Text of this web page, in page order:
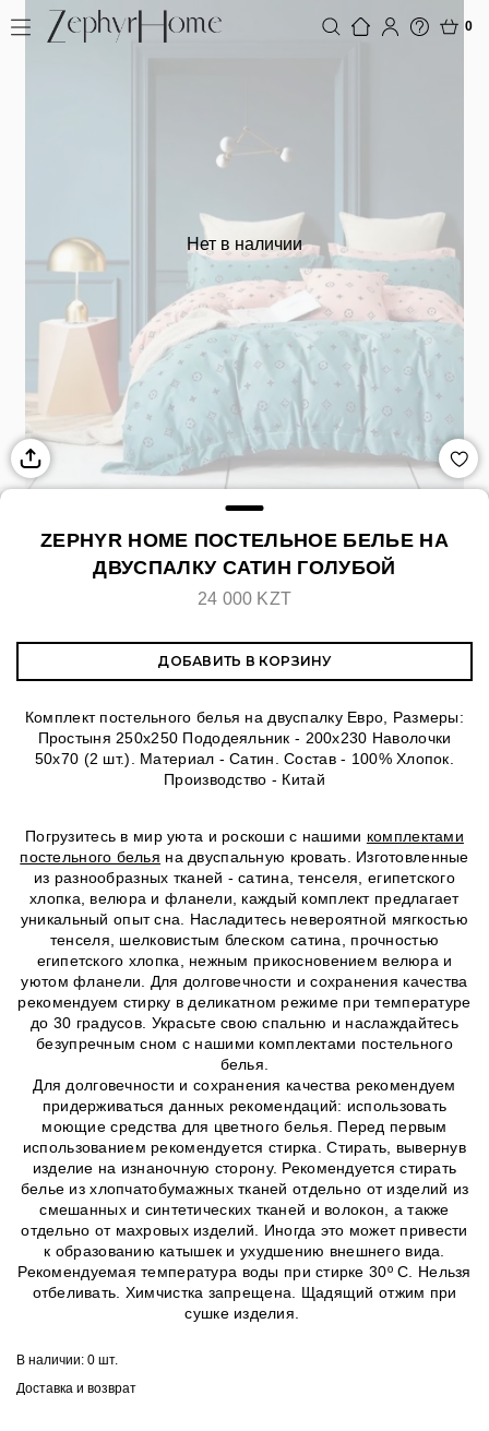
0
Нет в наличии
ZEPHYR HOME ПОСТЕЛЬНОЕ БЕЛЬЕ НА
ДВУСПАЛКУ САТИН ГОЛУБОЙ
24 000 KZT
ДОБАВИТЬ В КОРЗИНУ
Комплект постельного белья на двуспалку Евро, Размеры:
Простыня 250х250 Пододеяльник - 200х230 Наволочки
50х70 (2 шт.). Материал - Сатин. Состав - 100% Хлопок.
Производство - Китай
Погрузитесь в мир уюта и роскоши с нашими комплектами
постельного белья на двуспальную кровать. Изготовленные
из разнообразных тканей - сатина, тенселя, египетского
хлопка, велюра и фланели, каждый комплект предлагает
уникальный опыт сна. Насладитесь невероятной мягкостью
тенселя, шелковистым блеском сатина, прочностью
египетского хлопка, нежным прикосновением велюра и
уютом фланели. Для долговечности и сохранения качества
рекомендуем стирку в деликатном режиме при температуре
до 30 градусов. Украсьте свою спальню и наслаждайтесь
безупречным сном с нашими комплектами постельного
белья.
Для долговечности и сохранения качества рекомендуем
придерживаться данных рекомендаций: использовать
моющие средства для цветного белья. Перед первым
использованием рекомендуется стирка. Стирать, вывернув
изделие на изнаночную сторону. Рекомендуется стирать
белье из хлопчатобумажных тканей отдельно от изделий из
смешанных и синтетических тканей и волокон, а также
отдельно от махровых изделий. Иногда это может привести
к образованию катышек и ухудшению внешнего вида.
Рекомендуемая температура воды при стирке 30º C. Нельзя
отбеливать. Химчистка запрещена. Щадящий отжим при
сушке изделия.
В наличии: 0 шт.
Доставка и возврат